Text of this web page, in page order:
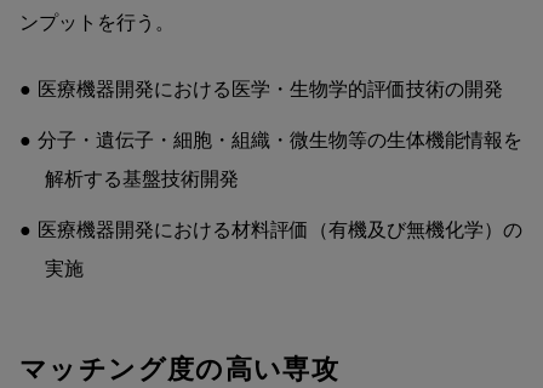
ンプットを行う。
医療機器開発における医学・生物学的評価技術の開発
分子・遺伝子・細胞・組織・微生物等の生体機能情報を
解析する基盤技術開発
医療機器開発における材料評価（有機及び無機化学）の
実施
マッチング度の高い専攻